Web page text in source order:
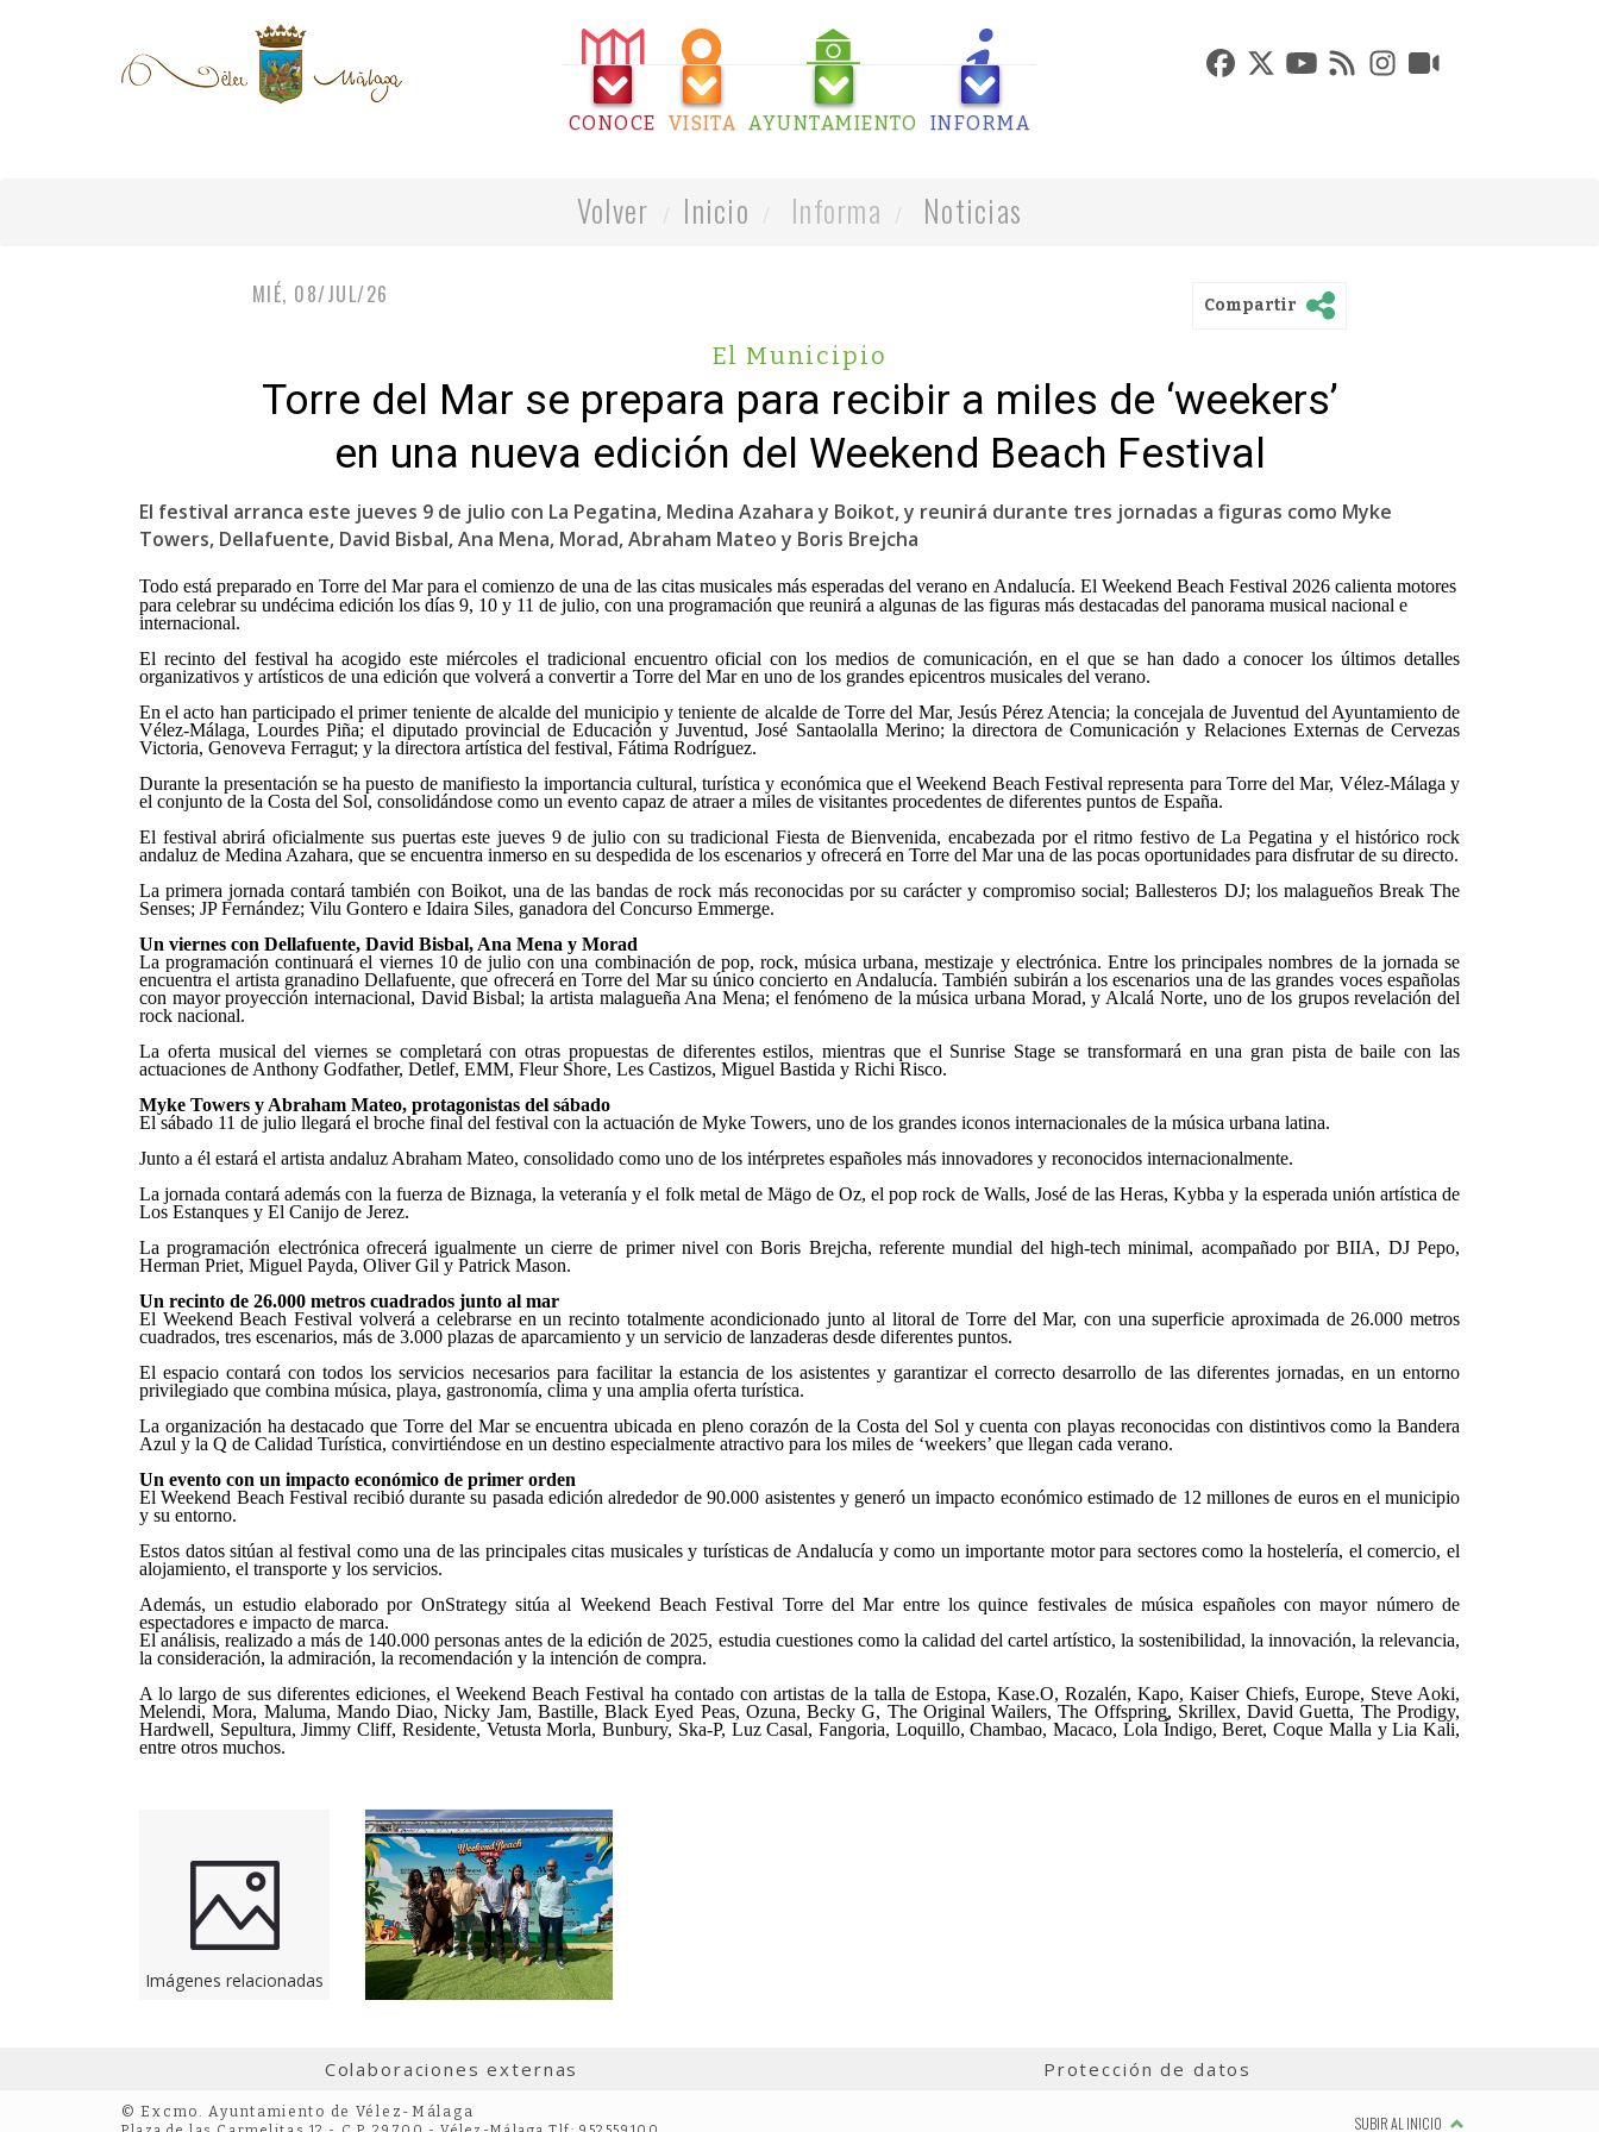
CONOCE VISITA AYUNTAMIENTO INFORMA
Volver Inicio Informa Noticias
MIÉ, 08/JUL/26 Compartir
El Municipio
Torre del Mar se prepara para recibir a miles de ‘weekers’
en una nueva edición del Weekend Beach Festival
El festival arranca este jueves 9 de julio con La Pegatina, Medina Azahara y Boikot, y reunirá durante tres jornadas a figuras como Myke
Towers, Dellafuente, David Bisbal, Ana Mena, Morad, Abraham Mateo y Boris Brejcha
Todo está preparado en Torre del Mar para el comienzo de una de las citas musicales más esperadas del verano en Andalucía. El Weekend Beach Festival 2026 calienta motores
para celebrar su undécima edición los días 9, 10 y 11 de julio, con una programación que reunirá a algunas de las figuras más destacadas del panorama musical nacional e
internacional.
El recinto del festival ha acogido este miércoles el tradicional encuentro oficial con los medios de comunicación, en el que se han dado a conocer los últimos detalles
organizativos y artísticos de una edición que volverá a convertir a Torre del Mar en uno de los grandes epicentros musicales del verano.
En el acto han participado el primer teniente de alcalde del municipio y teniente de alcalde de Torre del Mar, Jesús Pérez Atencia; la concejala de Juventud del Ayuntamiento de
Vélez-Málaga, Lourdes Piña;el diputado provincial de Educación y Juventud, José Santaolalla Merino; la directora de Comunicación y Relaciones Externas de Cervezas
Victoria, Genoveva Ferragut; y la directora artística del festival, Fátima Rodríguez.
Durante la presentación se ha puesto de manifiesto la importancia cultural, turística y económica que el Weekend Beach Festival representa para Torre del Mar, Vélez-Málaga y
el conjunto de la Costa del Sol, consolidándose como un evento capaz de atraer a miles de visitantes procedentes de diferentes puntos de España.
El festival abrirá oficialmente sus puertas este jueves 9 de julio con su tradicional Fiesta de Bienvenida, encabezada por el ritmo festivo de La Pegatina y el histórico rock
andaluz de Medina Azahara, que se encuentra inmerso en su despedida de los escenarios y ofrecerá en Torre del Mar una de las pocas oportunidades para disfrutar de su directo.
La primera jornada contará también con Boikot, una de las bandas de rock más reconocidas por su carácter y compromiso social; Ballesteros DJ; los malagueños Break The
Senses; JP Fernández; Vilu Gontero e Idaira Siles, ganadora del Concurso Emmerge.
Un viernes con Dellafuente, David Bisbal, Ana Mena y Morad
La programación continuará el viernes 10 de julio con una combinación de pop, rock, música urbana, mestizaje y electrónica. Entre los principales nombres de la jornada se
encuentra el artista granadino Dellafuente, que ofrecerá en Torre del Mar su único concierto en Andalucía. También subirán a los escenarios una de las grandes voces españolas
con mayor proyección internacional, David Bisbal; la artista malagueña Ana Mena; el fenómeno de la música urbana Morad, y Alcalá Norte, uno de los grupos revelación del
rock nacional.
La oferta musical del viernes se completará con otras propuestas de diferentes estilos, mientras que el Sunrise Stage se transformará en una gran pista de baile con las
actuaciones de Anthony Godfather, Detlef, EMM, Fleur Shore, Les Castizos, Miguel Bastida y Richi Risco.
Myke Towers y Abraham Mateo, protagonistas del sábado
El sábado 11 de julio llegará el broche final del festival con la actuación de Myke Towers, uno de los grandes iconos internacionales de la música urbana latina.
Junto a él estará el artista andaluz Abraham Mateo, consolidado como uno de los intérpretes españoles más innovadores y reconocidos internacionalmente.
La jornada contará además con la fuerza de Biznaga, la veteranía y el folk metal de Mägo de Oz, el pop rock de Walls, José de las Heras, Kybba y la esperada unión artística de
Los Estanques y El Canijo de Jerez.
La programación electrónica ofrecerá igualmente un cierre de primer nivel con Boris Brejcha, referente mundial del high-tech minimal, acompañado por BIIA, DJ Pepo,
Herman Priet, Miguel Payda, Oliver Gil y Patrick Mason.
Un recinto de 26.000 metros cuadrados junto al mar
El Weekend Beach Festival volverá a celebrarse en un recinto totalmente acondicionado junto al litoral de Torre del Mar, con una superficie aproximada de 26.000 metros
cuadrados, tres escenarios, más de 3.000 plazas de aparcamiento y un servicio de lanzaderas desde diferentes puntos.
El espacio contará con todos los servicios necesarios para facilitar la estancia de los asistentes y garantizar el correcto desarrollo de las diferentes jornadas, en un entorno
privilegiado que combina música, playa, gastronomía, clima y una amplia oferta turística.
La organización ha destacado que Torre del Mar se encuentra ubicada en pleno corazón de la Costa del Sol y cuenta con playas reconocidas con distintivos como la Bandera
Azul y la Q de Calidad Turística, convirtiéndose en un destino especialmente atractivo para los miles de ‘weekers’ que llegan cada verano.
Un evento con un impacto económico de primer orden
El Weekend Beach Festival recibió durante su pasada edición alrededor de 90.000 asistentes y generó un impacto económico estimado de 12 millones de euros en el municipio
y su entorno.
Estos datos sitúan al festival como una de las principales citas musicales y turísticas de Andalucía y como un importante motor para sectores como la hostelería, el comercio, el
alojamiento, el transporte y los servicios.
Además, un estudio elaborado por OnStrategy sitúa al Weekend Beach Festival Torre del Mar entre los quince festivales de música españoles con mayor número de
espectadores e impacto de marca.
El análisis, realizado a más de 140.000 personas antes de la edición de 2025, estudia cuestiones como la calidad del cartel artístico, la sostenibilidad, la innovación, la relevancia,
la consideración, la admiración, la recomendación y la intención de compra.
A lo largo de sus diferentes ediciones, el Weekend Beach Festival ha contado con artistas de la talla de Estopa, Kase.O, Rozalén, Kapo, Kaiser Chiefs, Europe, Steve Aoki,
Melendi, Mora, Maluma, Mando Diao, Nicky Jam, Bastille, Black Eyed Peas, Ozuna, Becky G, The Original Wailers, The Offspring, Skrillex, David Guetta, The Prodigy,
Hardwell, Sepultura, Jimmy Cliff, Residente, Vetusta Morla, Bunbury, Ska-P, Luz Casal, Fangoria, Loquillo, Chambao, Macaco, Lola Índigo, Beret, Coque Malla y Lia Kali,
entre otros muchos.
Imágenes relacionadas
Colaboraciones externas Protección de datos
© Excmo. Ayuntamiento de Vélez-Málaga
SUBIR AL INICIO